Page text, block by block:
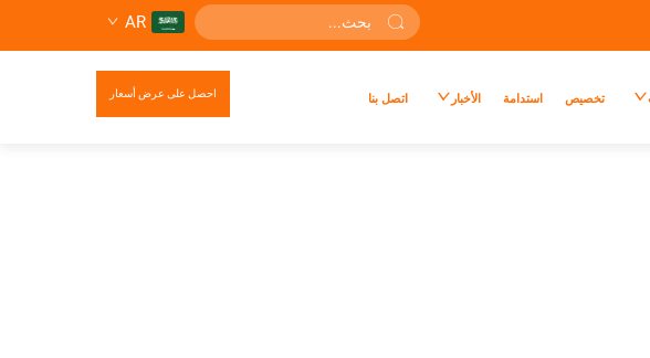
AR
تخصيص استدامة الأخبار اتصل بنا احصل على عرض أسعار